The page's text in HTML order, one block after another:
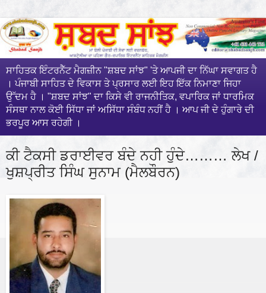
ਸਾਹਿਤਕ ਇੰਟਰਨੈੱਟ ਮੈਗਜ਼ੀਨ "ਸ਼ਬਦ ਸਾਂਝ" 'ਤੇ ਆਪਜੀ ਦਾ ਨਿੱਘਾ ਸਵਾਗਤ ਹੈ
। ਪੰਜਾਬੀ ਸਾਹਿਤ ਦੇ ਵਿਕਾਸ ਤੇ ਪ੍ਰਸਾਰ ਲਈ ਇਹ ਇੱਕ ਨਿਮਾਣਾ ਜਿਹਾ
ਉੱਦਮ ਹੈ । "ਸ਼ਬਦ ਸਾਂਝ" ਦਾ ਕਿਸੇ ਵੀ ਰਾਜਨੀਤਿਕ, ਵਪਾਰਿਕ ਜਾਂ ਧਾਰਮਿਕ
ਸੰਸਥਾ ਨਾਲ ਕੋਈ ਸਿੱਧਾ ਜਾਂ ਅਸਿੱਧਾ ਸੰਬੰਧ ਨਹੀਂ ਹੈ । ਆਪ ਜੀ ਦੇ ਹੁੰਗਾਰੇ ਦੀ
ਭਰਪੂਰ ਆਸ ਰਹੇਗੀ ।
ਕੀ ਟੈਕਸੀ ਡਰਾਈਵਰ ਬੰਦੇ ਨਹੀ ਹੁੰਦੇ……… ਲੇਖ /
ਖੁਸ਼ਪ੍ਰੀਤ ਸਿੰਘ ਸੁਨਾਮ (ਮੈਲਬੌਰਨ)